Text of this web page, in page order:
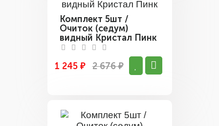
Комплект 5шт /
Очиток (седум)
видный Кристал Пинк
1 245 ₽ 2 676 ₽